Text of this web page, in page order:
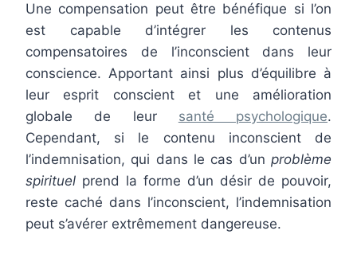
Une compensation peut être bénéfique si l’on
est capable d’intégrer les contenus
compensatoires de l’inconscient dans leur
conscience. Apportant ainsi plus d’équilibre à
leur esprit conscient et une amélioration
globale de leur santé psychologique.
Cependant, si le contenu inconscient de
l’indemnisation, qui dans le cas d’un problème
spirituel prend la forme d’un désir de pouvoir,
reste caché dans l’inconscient, l’indemnisation
peut s’avérer extrêmement dangereuse.